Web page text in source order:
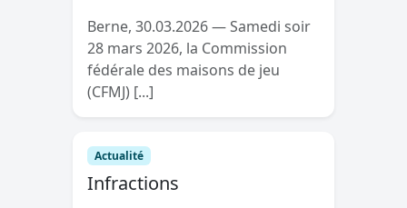
Berne, 30.03.2026 — Samedi soir
28 mars 2026, la Commission
fédérale des maisons de jeu
(CFMJ) [...]
Actualité
Infractions